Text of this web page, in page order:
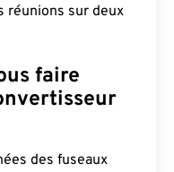
réunions sur deux
faire
des fuseaux